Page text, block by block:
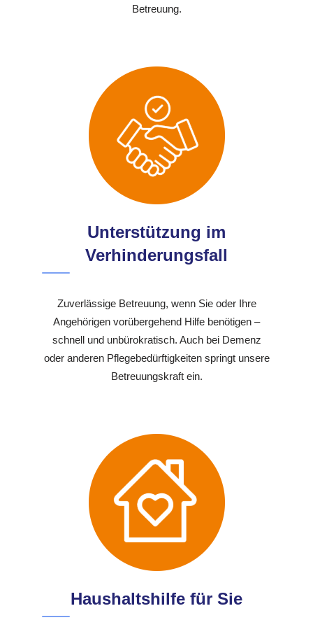
Betreuung.
Unterstützung im
Verhinderungsfall
Zuverlässige Betreuung, wenn Sie oder Ihre
Angehörigen vorübergehend Hilfe benötigen –
schnell und unbürokratisch. Auch bei Demenz
oder anderen Pflegebedürftigkeiten springt unsere
Betreuungskraft ein.
Haushaltshilfe für Sie